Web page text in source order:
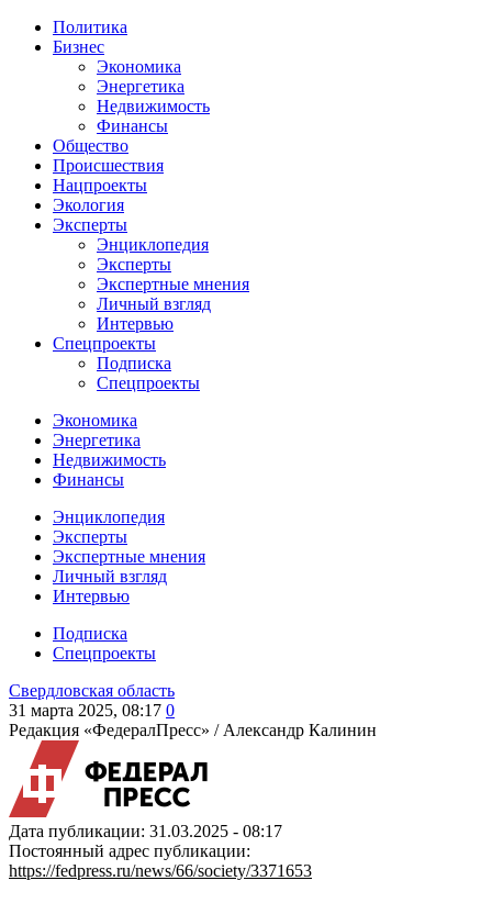
Политика
Бизнес
Экономика
Энергетика
Недвижимость
Финансы
Общество
Происшествия
Нацпроекты
Экология
Эксперты
Энциклопедия
Эксперты
Экспертные мнения
Личный взгляд
Интервью
Спецпроекты
Подписка
Спецпроекты
Экономика
Энергетика
Недвижимость
Финансы
Энциклопедия
Эксперты
Экспертные мнения
Личный взгляд
Интервью
Подписка
Спецпроекты
Свердловская область
31 марта 2025, 08:17 0
Редакция «ФедералПресс» / Александр Калинин
Дата публикации: 31.03.2025 - 08:17
Постоянный адрес публикации:
https://fedpress.ru/news/66/society/3371653